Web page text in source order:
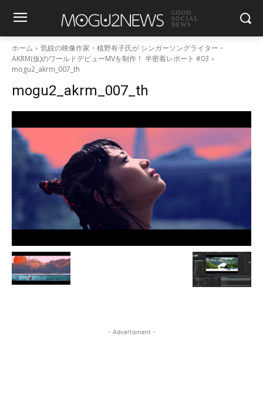
GOOD
SOCIAL
NEWS
ホーム
気鋭の映像作家・植野有子氏が シンガーソングライター・
AKRM(仮)のワールドデビューMVを制作！ 半密着レポート #03
mogu2_akrm_007_th
mogu2_akrm_007_th
- Advertisment -